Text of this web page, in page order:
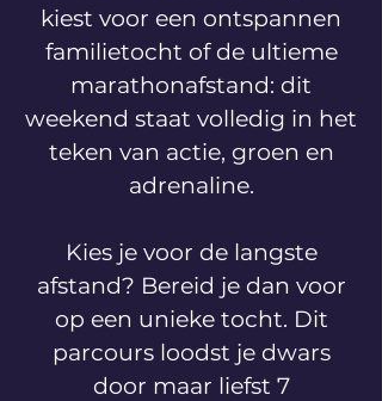
kiest voor een ontspannen
familietocht of de ultieme
marathonafstand: dit
weekend staat volledig in het
teken van actie, groen en
adrenaline.
Kies je voor de langste
afstand? Bereid je dan voor
op een unieke tocht. Dit
parcours loodst je dwars
door maar liefst 7